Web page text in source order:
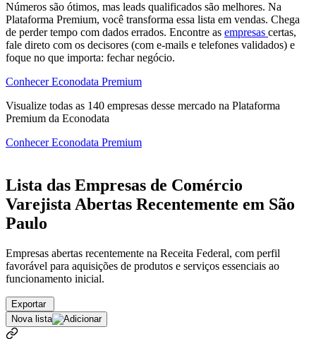
Números são ótimos, mas leads qualificados são melhores. Na
Plataforma Premium, você transforma essa lista em vendas. Chega
de perder tempo com dados errados. Encontre as empresas certas,
fale direto com os decisores (com e-mails e telefones validados) e
foque no que importa: fechar negócio.
Conhecer Econodata Premium
Visualize todas as 140 empresas desse mercado na Plataforma
Premium da Econodata
Conhecer Econodata Premium
Lista das Empresas de Comércio
Varejista Abertas Recentemente em São
Paulo
Empresas abertas recentemente na Receita Federal, com perfil
favorável para aquisições de produtos e serviços essenciais ao
funcionamento inicial.
Exportar
Nova lista